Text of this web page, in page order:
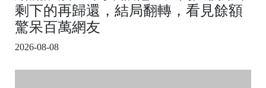
剩下的再歸還，結局翻轉，看見餘額
驚呆百萬網友
2026-08-08